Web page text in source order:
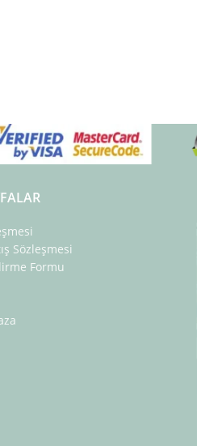
Sözleşmesi
Formu